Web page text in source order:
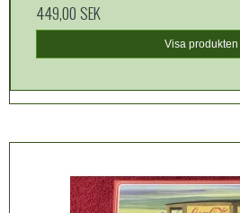
449,00 SEK
Visa produkten